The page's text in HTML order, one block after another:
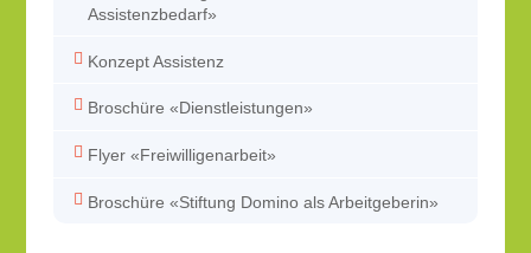
Assistenzbedarf»
Konzept Assistenz
Broschüre «Dienstleistungen»
Flyer «Freiwilligenarbeit»
Broschüre «Stiftung Domino als Arbeitgeberin»